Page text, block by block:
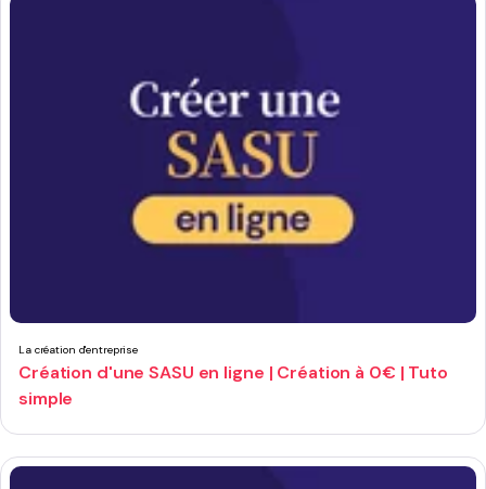
La création d'entreprise
Création d'une SASU en ligne | Création à 0€ | Tuto
simple